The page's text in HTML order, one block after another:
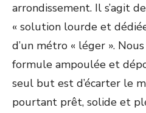
arrondissement. Il s’agit
« solution lourde et
d’un métro « léger ».
formule ampoulée et
seul but est d’écarter le
pourtant prêt, solide et